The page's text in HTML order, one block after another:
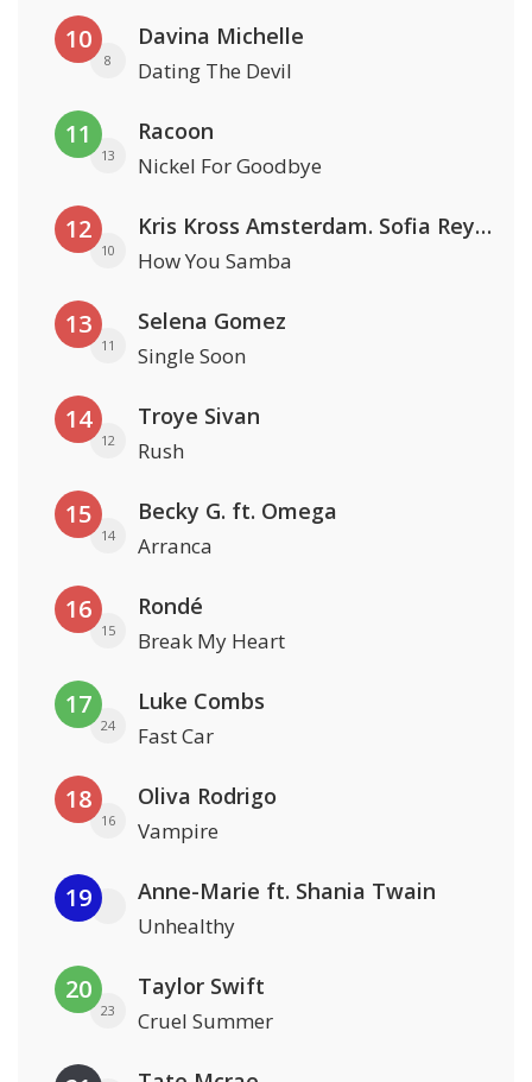
10
8
Davina Michelle
Dating The Devil
11
13
Racoon
Nickel For Goodbye
12
10
Kris Kross Amsterdam. Sofia Reyes & Tinie Tempah
How You Samba
13
11
Selena Gomez
Single Soon
14
12
Troye Sivan
Rush
15
14
Becky G. ft. Omega
Arranca
16
15
Rondé
Break My Heart
17
24
Luke Combs
Fast Car
18
16
Oliva Rodrigo
Vampire
19 Anne-Marie ft. Shania Twain
Unhealthy
20
23
Taylor Swift
Cruel Summer